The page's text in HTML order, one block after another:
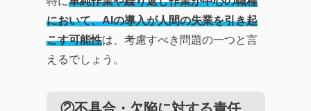
において、AIの導入が人間の失業を引き起
こす可能性は、考慮すべき問題の一つと言
えるでしょう。